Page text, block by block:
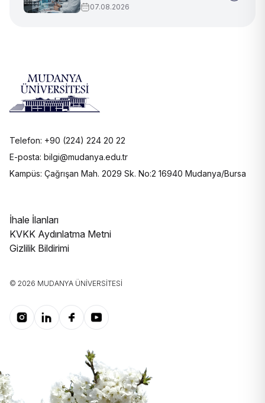
07.08.2026
Telefon: +90 (224) 224 20 22
E-posta: bilgi@mudanya.edu.tr
Kampüs: Çağrışan Mah. 2029 Sk. No:2 16940 Mudanya/Bursa
İhale İlanları
KVKK Aydınlatma Metni
Gizlilik Bildirimi
© 2026 MUDANYA ÜNIVERSITESI